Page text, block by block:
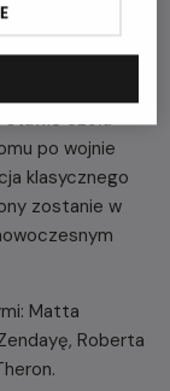
"Odysei".
za jedno z
Opowiada o
stawić czoła
po wojnie
klasycznego
zostanie w
Matta
Roberta